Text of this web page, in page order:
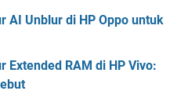
AI Unblur di HP Oppo untuk
Extended RAM di HP Vivo: